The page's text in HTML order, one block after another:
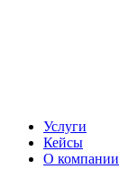
Услуги
Кейсы
О компании